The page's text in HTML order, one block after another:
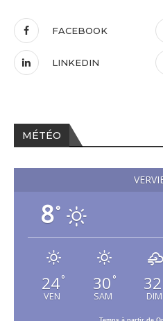
FACEBOOK
LINKEDIN
MÉTÉO
8°
24°
VEN
30 °
SAM
32
DIM